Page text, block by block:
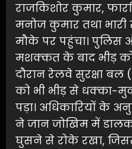
राजकिशोर कुमार,
मनोज कुमार तथा
मौके पर पहुंचा।
मशक्कत के बाद भीड़ को
दौरान रेलवे सुरक्षा
को भी भीड़ से धक्का-
पड़ा। अधिकारियों के
ने जान जोखिम में डालकर
घुसने से रोके रखा,